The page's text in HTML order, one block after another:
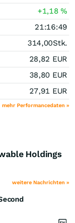
+1,18%
21:16:49
314,00Stk.
28,82 EUR
38,80 EUR
27,91 EUR
mehr Performancedaten »
Holdings
weitere Nachrichten »